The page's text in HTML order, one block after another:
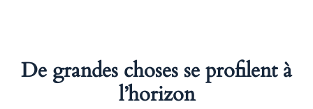
De grandes choses se profilent à
l’horizon